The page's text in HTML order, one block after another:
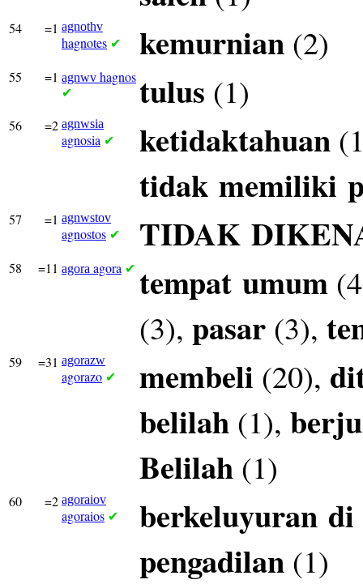
54 =1 agnothv
hagnotes ✔ kemurnian (2)
55 =1 agnwv hagnos
✔ tulus (1)
56 =2 agnwsia
agnosia ✔ ketidaktahuan
tidak memiliki
57 =1 agnwstov
agnostos ✔ TIDAK
58 =11 agora agora ✔ tempat umum
(3), pasar (3),
59 =31 agorazw
agorazo ✔ membeli (20),
belilah (1),
Belilah (1)
60 =2 agoraiov
agoraios ✔ berkeluyuran di
pengadilan (1)